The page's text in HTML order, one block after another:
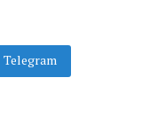
Telegram